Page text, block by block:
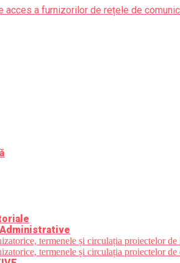
acces a furnizorilor de rețele de
termenele și circulația proiectelor de
termenele și circulația proiectelor